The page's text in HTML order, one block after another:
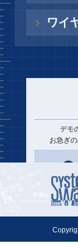
ワイ
デモ
お急ぎ